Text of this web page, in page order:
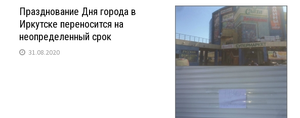
Празднование Дня города в
Иркутске переносится на
неопределенный срок
31.08.2020